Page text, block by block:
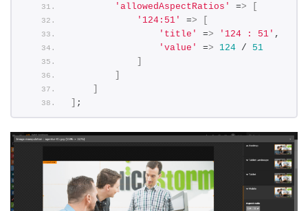
'allowedAspectRatios'
=>
[
'124:51'
=>
[
'title'
=> '124 : 51' ,
'value'
=> 124 / 51
]
]
]
] ;